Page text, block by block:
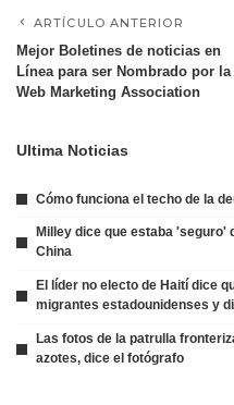
ARTÍCULO ANTERIOR
Mejor Boletines de noticias en
Línea para ser Nombrado por la
Web Marketing Association
Ultima Noticias
Cómo funciona el techo de la
Milley dice que estaba 'seguro'
China
El líder no electo de Haití dice
migrantes estadounidenses y
Las fotos de la patrulla
azotes, dice el fotógrafo